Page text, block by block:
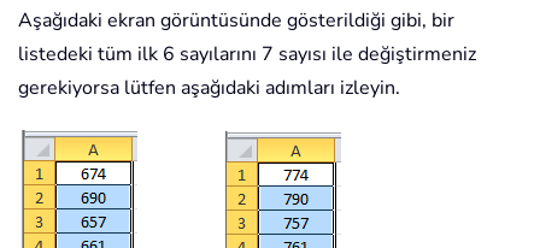
Aşağıdaki ekran görüntüsünde gösterildiği gibi, bir
listedeki tüm ilk 6 sayılarını 7 sayısı ile değiştirmeniz
gerekiyorsa lütfen aşağıdaki adımları izleyin.